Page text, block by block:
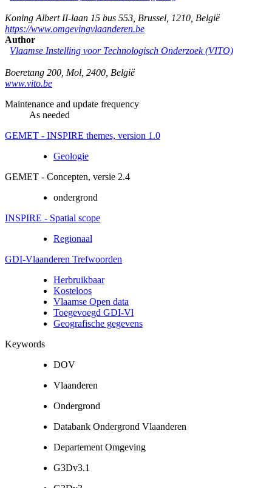
Koning Albert II-laan 15 bus 553 Brussel 1210 België
https://www.omgevingvlaanderen.be
Author
Vlaamse Instelling voor Technologisch Onderzoek (VITO)
Boeretang 200 Mol 2400 België
www.vito.be
Maintenance and update frequency
As needed
GEMET - INSPIRE themes, version 1.0
Geologie
GEMET - Concepten, versie 2.4
ondergrond
INSPIRE - Spatial scope
Regionaal
GDI-Vlaanderen Trefwoorden
Herbruikbaar
Kosteloos
Vlaamse Open data
Toegevoegd GDI-Vl
Geografische gegevens
Keywords
DOV
Vlaanderen
Ondergrond
Databank Ondergrond Vlaanderen
Departement Omgeving
G3Dv3.1